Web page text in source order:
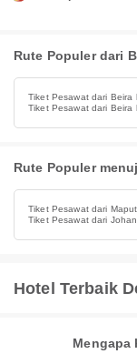
Rute Populer dari
Tiket Pesawat dari Beira
Tiket Pesawat dari Beira
Rute Populer
Tiket Pesawat dari
Tiket Pesawat dari
Hotel Terbaik
Mengapa